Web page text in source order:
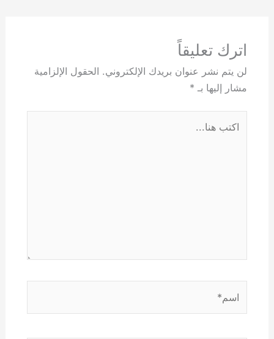
اترك تعليقاً
لن يتم نشر عنوان بريدك الإلكتروني. الحقول الإلزامية
مشار إليها بـ *